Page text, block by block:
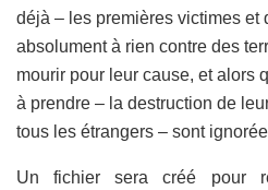
déjà – les premières victimes et
absolument à rien contre des
mourir pour leur cause, et alors
à prendre – la destruction de
tous les étrangers – sont
Un fichier sera créé pour